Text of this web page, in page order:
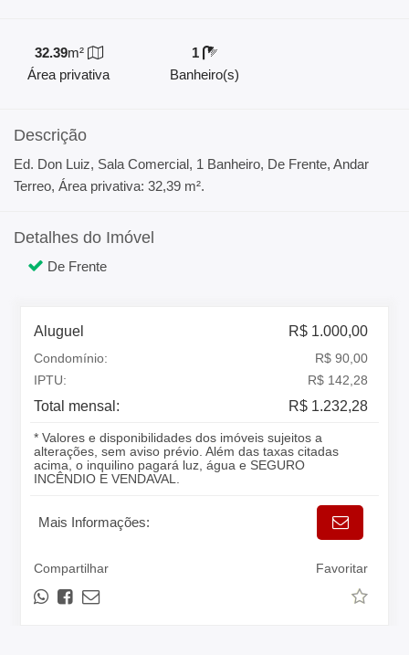
32.39m²
Área privativa
1
Banheiro(s)
Descrição
Ed. Don Luiz, Sala Comercial, 1 Banheiro, De Frente, Andar
Terreo, Área privativa: 32,39 m².
Detalhes do Imóvel
De Frente
Aluguel R$ 1.000,00
Condomínio:
R$ 90,00
IPTU:
R$ 142,28
Total mensal: R$ 1.232,28
* Valores e disponibilidades dos imóveis sujeitos a
alterações, sem aviso prévio. Além das taxas citadas
acima, o inquilino pagará luz, água e SEGURO
INCÊNDIO E VENDAVAL.
Mais Informações:
Compartilhar Favoritar